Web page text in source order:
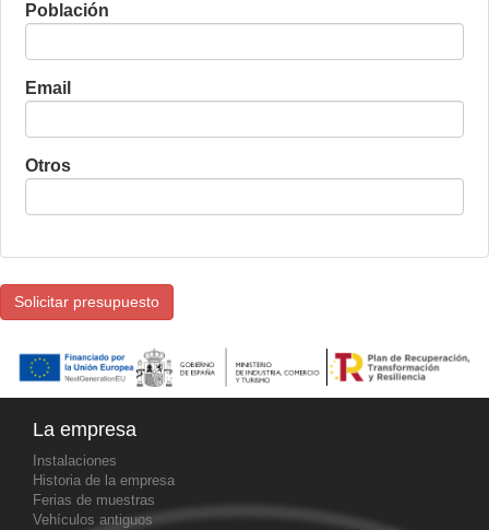
Población
Email
Otros
La empresa
Instalaciones
Historia de la empresa
Ferias de muestras
Vehículos antiguos